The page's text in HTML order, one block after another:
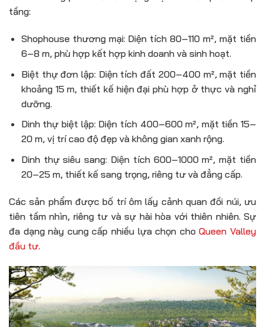
tầng:
Shophouse thương mại: Diện tích 80–110 m², mặt tiền
6–8 m, phù hợp kết hợp kinh doanh và sinh hoạt.
Biệt thự đơn lập: Diện tích đất 200–400 m², mặt tiền
khoảng 15 m, thiết kế hiện đại phù hợp ở thực và nghỉ
dưỡng.
Dinh thự biệt lập: Diện tích 400–600 m², mặt tiền 15–
20 m, vị trí cao độ đẹp và không gian xanh rộng.
Dinh thự siêu sang: Diện tích 600–1000 m², mặt tiền
20–25 m, thiết kế sang trọng, riêng tư và đẳng cấp.
Các sản phẩm được bố trí ôm lấy cảnh quan đồi núi, ưu
tiên tầm nhìn, riêng tư và sự hài hòa với thiên nhiên. Sự
đa dạng này cung cấp nhiều lựa chọn choQueen Valley
đầu tư.